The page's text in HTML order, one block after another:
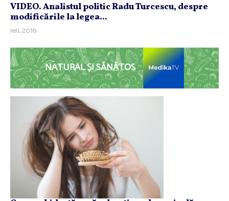
VIDEO. Analistul politic Radu Turcescu, despre
modificările la legea...
ieri, 20:16
NATURAL ȘI SĂNĂTOS